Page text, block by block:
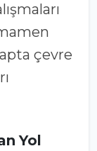
çevre
Yol